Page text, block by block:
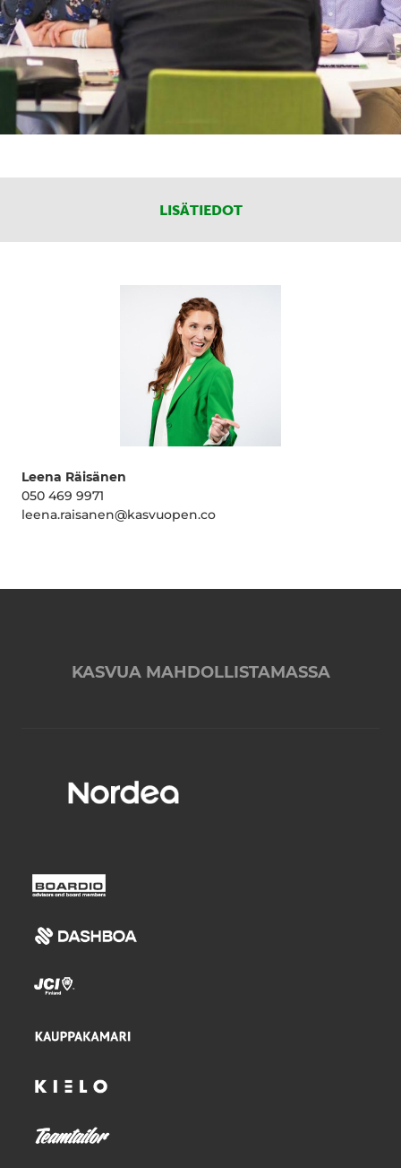
LISÄTIEDOT
Leena Räisänen
050 469 9971
leena.raisanen@kasvuopen.co
KASVUA MAHDOLLISTAMASSA